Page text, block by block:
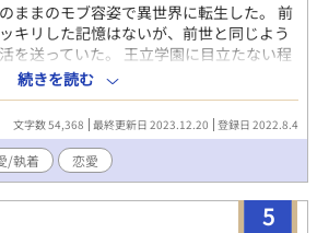
ままのモブ容姿で異世界に転生した。 前
キリした記憶はないが、前世と同じよう
を送っていた。 王立学園に目立たない程
日、上級生の公爵令息に言い寄られるハ
。 僕…何かしたかな？ 設定ゆるゆる。 書
トックありません。 更新にとても時間か
ご希望の展開などありましたら、お気軽
ょいエロ入る時はタイトルに※入れるこ
るとみんな変態キャラになるという現
リした話に修正するかもしれません。 何
人公に納得いかないので、消したらごめ
続きを読む
文字数 54,368 最終更新日 2023.12.20 登録日 2022.8.4
/執着 恋愛
5